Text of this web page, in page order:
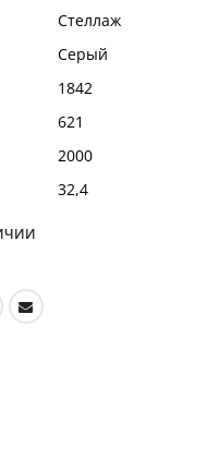
Стеллаж
Серый
1842
621
2000
32,4